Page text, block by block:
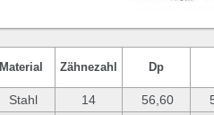
Material Zähnezahl Dp
Stahl 14 56,60